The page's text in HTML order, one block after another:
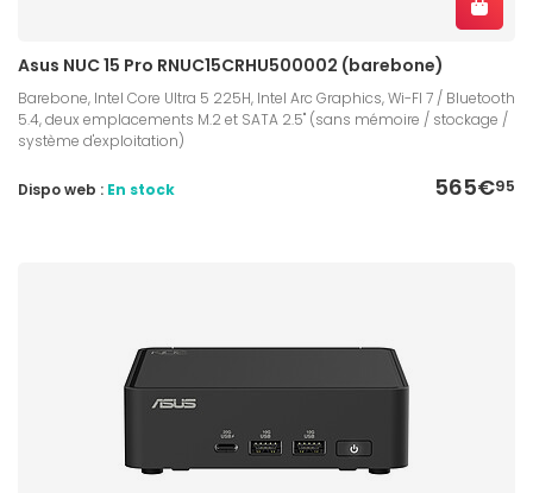
Asus NUC 15 Pro RNUC15CRHU500002 (barebone)
Barebone, Intel Core Ultra 5 225H, Intel Arc Graphics, Wi-FI 7 / Bluetooth
5.4, deux emplacements M.2 et SATA 2.5" (sans mémoire / stockage /
système d'exploitation)
565€95
Dispo web : En stock